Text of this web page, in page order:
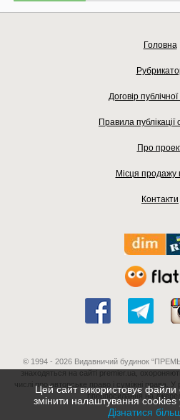
Головна
Договір
Правила
Про
Місця продажу
Контакти
© 1994 - 2026 Видавничий будинок
знаходяться на сайті premier.ua,
числі про авторське право і суміжні права. У
гіперпосилання на
Цей сайт використовує
змінити налаштування cookies
Дізнатися